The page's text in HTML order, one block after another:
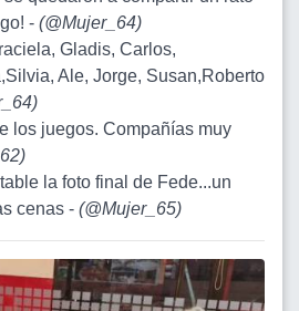
- (@Mujer_64)
Gladis, Carlos,
Ale, Jorge, Susan,Roberto
)
los juegos. Compañías muy
)
la foto final de Fede...un
cenas - (@Mujer_65)